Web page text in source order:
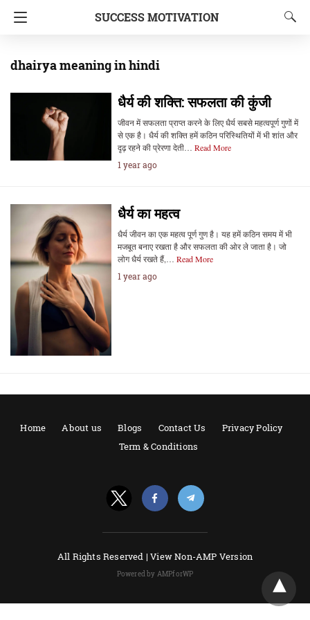
SUCCESS MOTIVATION
dhairya meaning in hindi
धैर्य की शक्ति: सफलता की कुंजी
जीवन में सफलता प्राप्त करने के लिए धैर्य सबसे महत्वपूर्ण गुणों में
से एक है। धैर्य की शक्ति हमें कठिन परिस्थितियों में भी शांत और
दृढ़ रहने की प्रेरणा देती… Read More
1 year ago
धैर्य का महत्व
धैर्य जीवन का एक महत्व पूर्ण गुण है। यह हमें कठिन समय में भी
मजबूत बनाए रखता है और सफलता की ओर ले जाता है। जो
लोग धैर्य रखते हैं,… Read More
1 year ago
Home About us Blogs Contact Us
Privacy Policy
Term & Conditions
All Rights Reserved |View Non-AMP Version
Powered by AMPforWP